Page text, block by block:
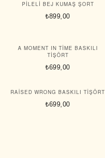
PILELI BEJ KUMAŞ ŞORT
₺899,00
A MOMENT IN TIME BASKILI
TIŞÖRT
₺699,00
RAISED WRONG BASKILI TIŞÖRT
₺699,00